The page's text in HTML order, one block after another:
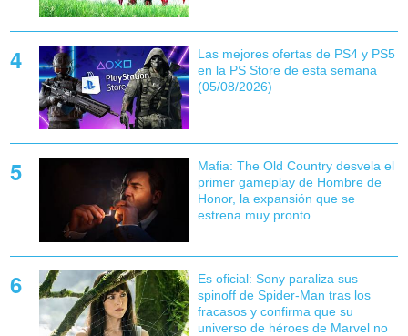
Las mejores ofertas de PS4 y PS5
en la PS Store de esta semana
(05/08/2026)
Mafia: The Old Country desvela el
primer gameplay de Hombre de
Honor, la expansión que se
estrena muy pronto
Es oficial: Sony paraliza sus
spinoff de Spider-Man tras los
fracasos y confirma que su
universo de héroes de Marvel no